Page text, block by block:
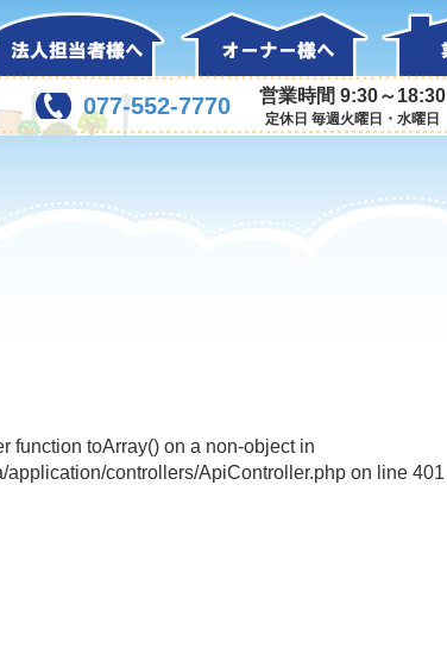
077-552-7770 営業時間 9:30～18:30
定休日 毎週火曜日・水曜日
function toArray() on a non-object in
application/controllers/ApiController.php on line 401